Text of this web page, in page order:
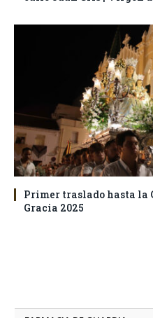
Primer traslado hasta la
Gracia 2025